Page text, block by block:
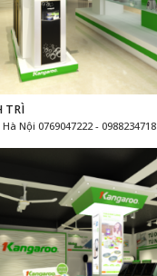
TRÌ
Nội 0769047222 - 0988234718